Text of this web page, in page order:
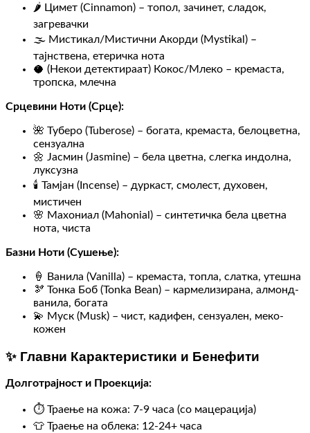
🌶️ Цимет (Cinnamon) – топол, зачинет, сладок,
загревачки
🌫️ Мистикал/Мистични Акорди (Mystikal) –
тајнствена, етеричка нота
🥥 (Некои детектираат) Кокос/Млеко – кремаста,
тропска, млечна
Срцевини Ноти (Срце):
🌺 Туберо (Tuberose) – богата, кремаста, белоцветна,
сензуална
🌼 Јасмин (Jasmine) – бела цветна, слегка индолна,
луксузна
🕯️ Тамјан (Incense) – дуркаст, смолест, духовен,
мистичен
🌸 Махониал (Mahonial) – синтетичка бела цветна
нота, чиста
Базни Ноти (Сушење):
🍦 Ванила (Vanilla) – кремаста, топла, слатка, утешна
🫘 Тонка Боб (Tonka Bean) – кармелизирана, алмонд-
ванила, богата
💫 Муск (Musk) – чист, кадифен, сензуален, меко-
кожен
✨ Главни Карактеристики и Бенефити
Долготрајност и Проекција:
⏱️ Траење на кожа: 7-9 часа (со мацерација)
👕 Траење на облека: 12-24+ часа